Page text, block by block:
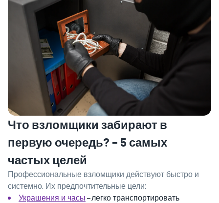
Что взломщики забирают в
первую очередь? – 5 самых
частых целей
Профессиональные взломщики действуют быстро и
системно. Их предпочтительные цели:
Украшения и часы – легко транспортировать